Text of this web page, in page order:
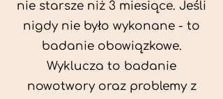
nie starsze niż 3 miesiące. Jeśli
nigdy nie było wykonane - to
badanie obowiązkowe.
Wyklucza to badanie
nowotwory oraz problemy z